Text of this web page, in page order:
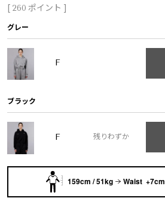
[ 260 ポイント ]
グレー
F
ブラック
F 残りわずか
159cm / 51kg Waist +7cm